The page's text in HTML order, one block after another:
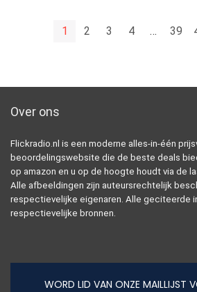
1 2 3 4 … 39
Over ons
Flickradio.nl is een moderne alles-in-één
beoordelingswebsite die de beste deals
op amazon en u op de hoogte houdt via de
Alle afbeeldingen zijn auteursrechtelijk
respectievelijke eigenaren. Alle geciteerde
respectievelijke bronnen.
WORD LID VAN ONZE MAILLIJST